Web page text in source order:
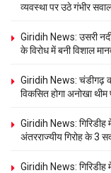
व्यवस्था पर उठे गंभीर
Giridih News: उसरी
के विरोध में बनी विशाल
Giridih News: चंडीगढ़
विकसित होगा अनोखा थीम
Giridih News: गिरिडीह
अंतरराज्यीय गिरोह के 3
Giridih News: गिरिडीह